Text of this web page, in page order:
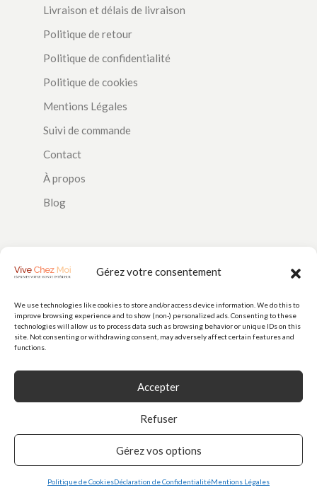
Gérez votre consentement
We use technologies like cookies to store and/or access device information. We do this to
improve browsing experience and to show (non-) personalized ads. Consenting to these
technologies will allow us to process data such as browsing behavior or unique IDs on this
site. Not consenting or withdrawing consent, may adversely affect certain features and
functions.
Accepter
Refuser
Gérez vos options
Politique de CookiesDéclaration de ConfidentialitéMentions Légales
Livraison et délais de livraison
Politique de retour
Politique de confidentialité
Politique de cookies
Mentions Légales
Suivi de commande
Contact
À propos
Blog
PAIEMENTS
© 2026Vive Chez Moiest une marque de Doorstep Delight SAS (N° 928
986 256) - Tous droits réservés